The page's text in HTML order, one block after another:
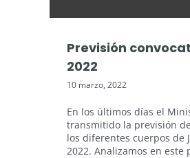
Previsión
2022
10 marzo, 2022
En los últimos días el
transmitido la previsión
los diferentes cuerpos de
2022. Analizamos en este